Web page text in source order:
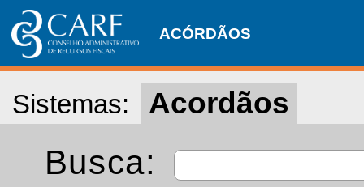
ACÓRDÃOS
Sistemas: Acordãos
Busca: